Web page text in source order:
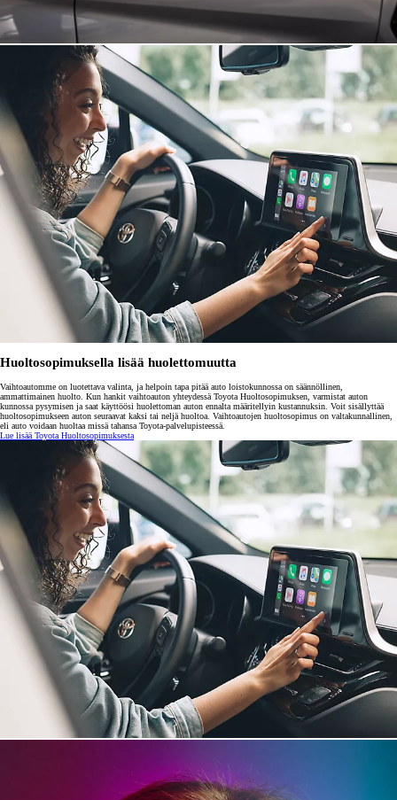
Huoltosopimuksella lisää huolettomuutta
Vaihtoautomme on luotettava valinta, ja helpoin tapa pitää auto loistokunnossa on säännöllinen,
ammattimainen huolto. Kun hankit vaihtoauton yhteydessä Toyota Huoltosopimuksen, varmistat auton
kunnossa pysymisen ja saat käyttöösi huolettoman auton ennalta määritellyin kustannuksin. Voit sisällyttää
huoltosopimukseen auton seuraavat kaksi tai neljä huoltoa. Vaihtoautojen huoltosopimus on valtakunnallinen,
eli auto voidaan huoltaa missä tahansa Toyota-palvelupisteessä.
Lue lisää Toyota Huoltosopimuksesta